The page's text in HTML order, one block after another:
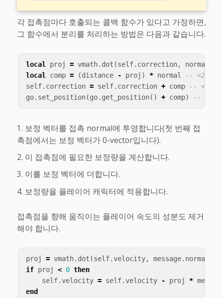
각 접촉점마다 호출되는 콜백 함수가 있다고 가정하면,
그 함수에서 분리를 처리하는 방법은 다음과 같습니다.
local proj = vmath. dot (self. correction, normal
local comp = (distance - proj ) * normal
-- <2>
self. correction = self. correction + comp
-- <3>
go. set_position(go. get_position() + comp) -- <4>
보정 벡터를 접촉 normal에 투영합니다(첫 번째 접
촉점에서는 보정 벡터가 0-vector입니다).
이 접촉점에 필요한 보정량을 계산합니다.
이를 보정 벡터에 더합니다.
보정량을 플레이어 캐릭터에 적용합니다.
접촉점을 향해 움직이는 플레이어 속도의 성분도 제거
해야 합니다.
proj = vmath. dot (self.velocity, message. normal
if proj < 0 then
self.velocity = self.velocity - proj *
end